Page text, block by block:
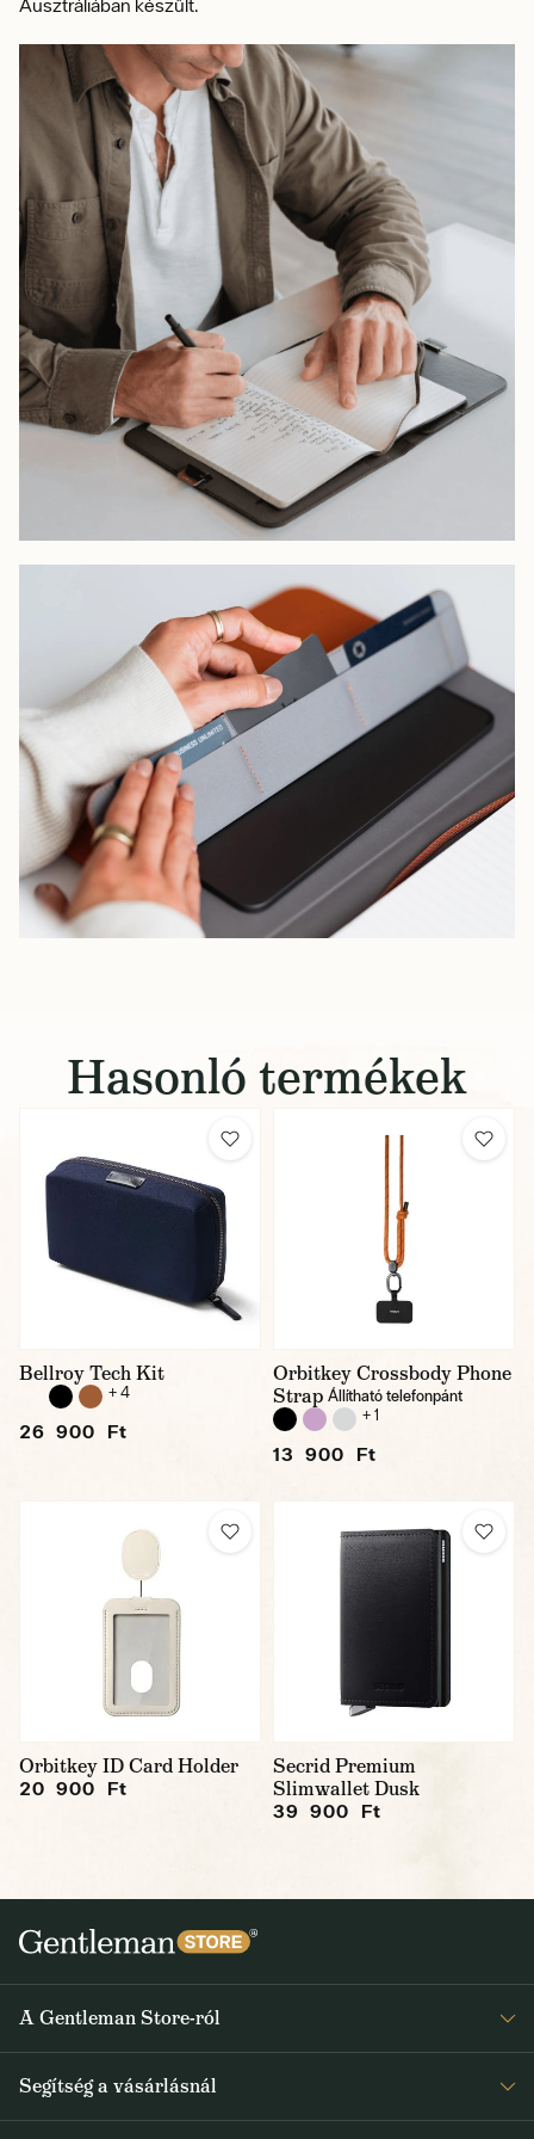
Ausztráliában készült.
Hasonló termékek
Bellroy Tech Kit
+ 4
26 900 Ft
Orbitkey Crossbody Phone
Strap Állítható telefonpánt
+ 1
13 900 Ft
Orbitkey ID Card Holder
20 900 Ft
Secrid Premium
Slimwallet Dusk
39 900 Ft
A Gentleman Store-ról
Rólunk
Segítség a vásárlásnál